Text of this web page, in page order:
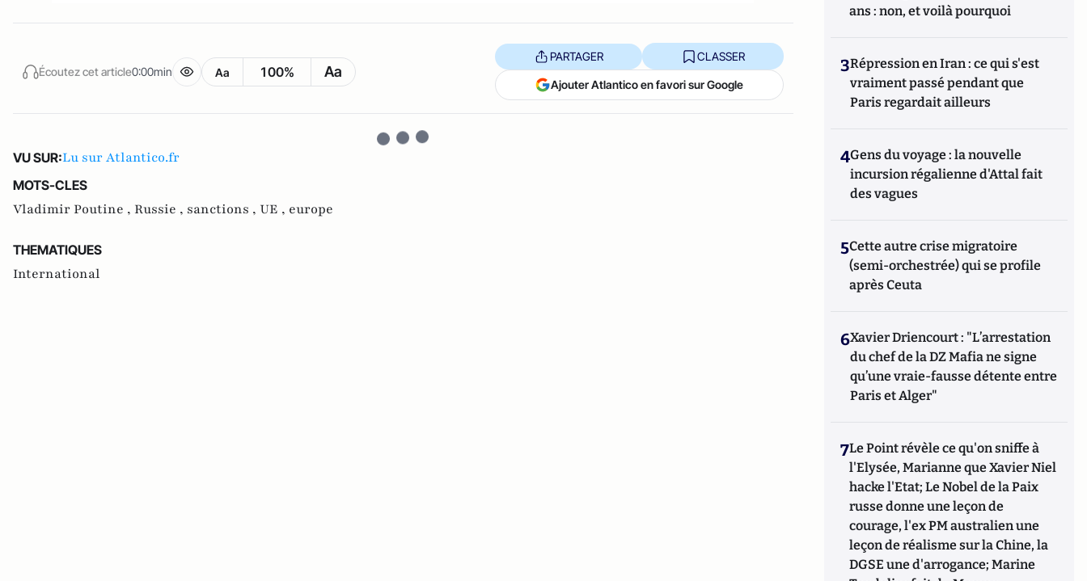
Écoutez cet article0:00min Aa 100% Aa
PARTAGER CLASSER
Ajouter Atlantico en favori sur Google
VU SUR:Lu sur Atlantico.fr
MOTS-CLES
Vladimir Poutine , Russie , sanctions , UE , europe
THEMATIQUES
International
ans : non, et voilà pourquoi
3Répression en Iran : ce qui s'est
vraiment passé pendant que
Paris regardait ailleurs
4Gens du voyage : la nouvelle
incursion régalienne d'Attal fait
des vagues
5Cette autre crise migratoire
(semi-orchestrée) qui se profile
après Ceuta
6Xavier Driencourt : "L’arrestation
du chef de la DZ Mafia ne signe
qu’une vraie-fausse détente entre
Paris et Alger"
7Le Point révèle ce qu'on sniffe à
l'Elysée, Marianne que Xavier Niel
hacke l'Etat; Le Nobel de la Paix
russe donne une leçon de
courage, l'ex PM australien une
leçon de réalisme sur la Chine, la
DGSE une d'arrogance; Marine